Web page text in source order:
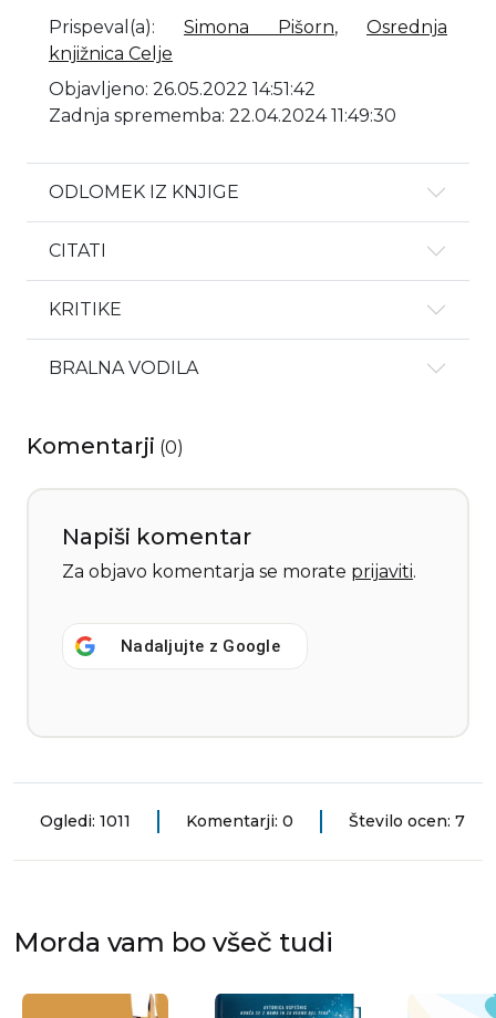
Prispeval(a): Simona Pišorn, Osrednja
knjižnica Celje
Objavljeno: 26.05.2022 14:51:42
Zadnja sprememba: 22.04.2024 11:49:30
ODLOMEK IZ KNJIGE
CITATI
KRITIKE
BRALNA VODILA
Komentarji (0)
Napiši komentar
Za objavo komentarja se morate prijaviti.
Nadaljujte z Google
Ogledi: 1011 Komentarji: 0 Število ocen: 7
Morda vam bo všeč tudi